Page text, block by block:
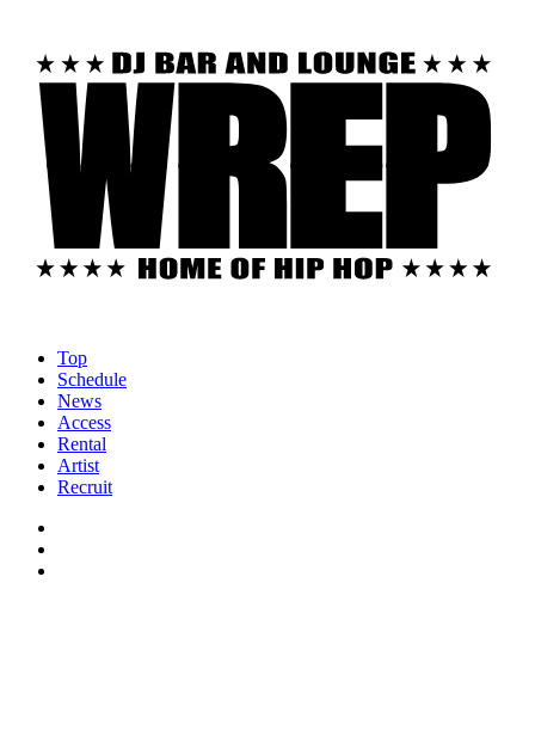
Top
Schedule
News
Access
Rental
Artist
Recruit